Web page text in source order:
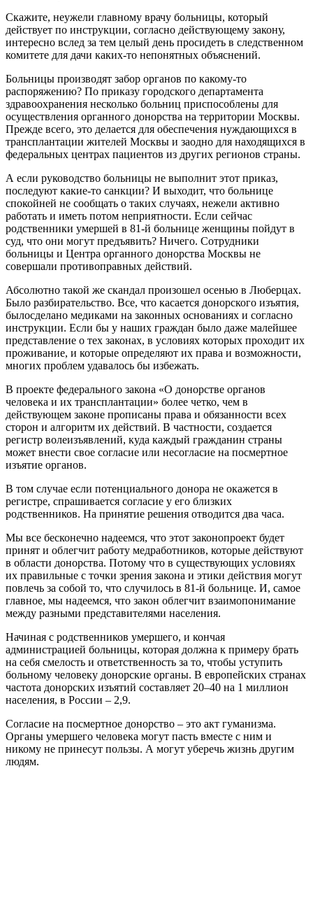
Скажите, неужели главному врачу больницы, который
действует по инструкции, согласно действующему закону,
интересно вслед за тем целый день просидеть в следственном
комитете для дачи каких-то непонятных объяснений.
Больницы производят забор органов по какому-то
распоряжению? По приказу городского департамента
здравоохранения несколько больниц приспособлены для
осуществления органного донорства на территории Москвы.
Прежде всего, это делается для обеспечения нуждающихся в
трансплантации жителей Москвы и заодно для находящихся в
федеральных центрах пациентов из других регионов страны.
А если руководство больницы не выполнит этот приказ,
последуют какие-то санкции? И выходит, что больнице
спокойней не сообщать о таких случаях, нежели активно
работать и иметь потом неприятности. Если сейчас
родственники умершей в 81-й больнице женщины пойдут в
суд, что они могут предъявить? Ничего. Сотрудники
больницы и Центра органного донорства Москвы не
совершали противоправных действий.
Абсолютно такой же скандал произошел осенью в Люберцах.
Было разбирательство. Все, что касается донорского изъятия,
былосделано медиками на законных основаниях и согласно
инструкции. Если бы у наших граждан было даже малейшее
представление о тех законах, в условиях которых проходит их
проживание, и которые определяют их права и возможности,
многих проблем удавалось бы избежать.
В проекте федерального закона «О донорстве органов
человека и их трансплантации» более четко, чем в
действующем законе прописаны права и обязанности всех
сторон и алгоритм их действий. В частности, создается
регистр волеизъявлений, куда каждый гражданин страны
может внести свое согласие или несогласие на посмертное
изъятие органов.
В том случае если потенциального донора не окажется в
регистре, спрашивается согласие у его близких
родственников. На принятие решения отводится два часа.
Мы все бесконечно надеемся, что этот законопроект будет
принят и облегчит работу медработников, которые действуют
в области донорства. Потому что в существующих условиях
их правильные с точки зрения закона и этики действия могут
повлечь за собой то, что случилось в 81-й больнице. И, самое
главное, мы надеемся, что закон облегчит взаимопонимание
между разными представителями населения.
Начиная с родственников умершего, и кончая
администрацией больницы, которая должна к примеру брать
на себя смелость и ответственность за то, чтобы уступить
больному человеку донорские органы. В европейских странах
частота донорских изъятий составляет 20–40 на 1 миллион
населения, в России – 2,9.
Согласие на посмертное донорство – это акт гуманизма.
Органы умершего человека могут пасть вместе с ним и
никому не принесут пользы. А могут уберечь жизнь другим
людям.